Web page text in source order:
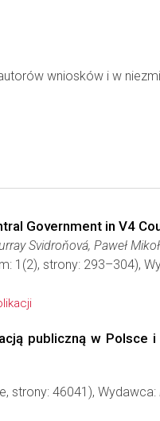
wniosków i w
Government in V4
Svidroňová, Paweł
1(2), strony: 293–304),
publiczną w Polsce
strony: 46041), Wydawca: